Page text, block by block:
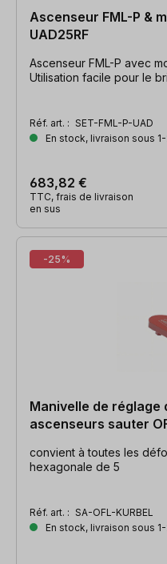
Ascenseur FML-P &
UAD25RF
Ascenseur FML-P avec
Utilisation
Réf. art. : SET-FML-P-UAD
En stock, livraison sous
683,82 €
TTC, frais de livraison
en sus
-25%
Manivelle de réglage
ascenseurs sauter
convient à toutes les
hexagonale de 5
Réf. art. : SA-OFL-KURBEL
En stock, livraison sous